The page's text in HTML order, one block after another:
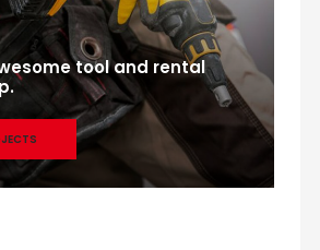
tool and rental